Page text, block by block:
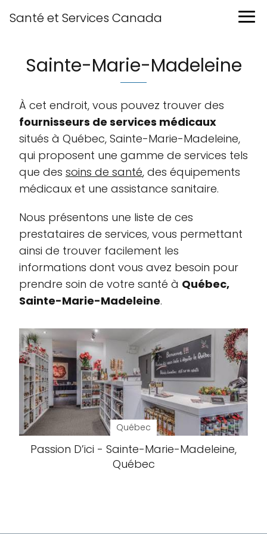
Santé et Services Canada
Sainte-Marie-Madeleine
À cet endroit, vous pouvez trouver des
fournisseurs de services médicaux
situés à Québec, Sainte-Marie-Madeleine,
qui proposent une gamme de services tels
que des soins de santé, des équipements
médicaux et une assistance sanitaire.
Nous présentons une liste de ces
prestataires de services, vous permettant
ainsi de trouver facilement les
informations dont vous avez besoin pour
prendre soin de votre santé à Québec,
Sainte-Marie-Madeleine.
Québec
Passion D’ici - Sainte-Marie-Madeleine,
Québec